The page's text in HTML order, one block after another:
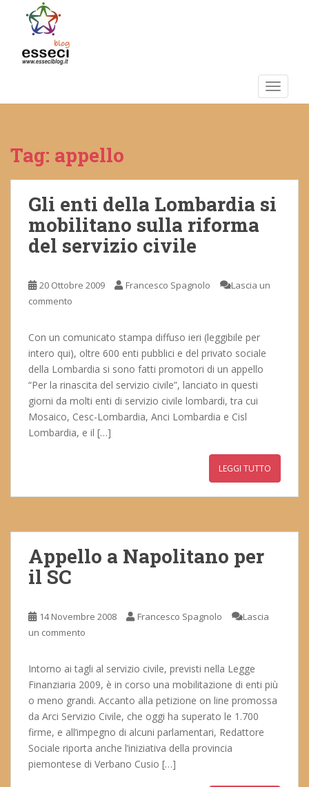
m
Tag: appello
Gli enti della Lombardia si
mobilitano sulla riforma
del servizio civile
20 Ottobre 2009 Francesco Spagnolo
Lascia un
commento
Con un comunicato stampa diffuso ieri (leggibile per
intero qui), oltre 600 enti pubblici e del privato sociale
della Lombardia si sono fatti promotori di un appello
“Per la rinascita del servizio civile”, lanciato in questi
giorni da molti enti di servizio civile lombardi, tra cui
Mosaico, Cesc-Lombardia, Anci Lombardia e Cisl
Lombardia, e il […]
LEGGI TUTTO
Appello a Napolitano per
il SC
14 Novembre 2008 Francesco Spagnolo
Lascia
un commento
Intorno ai tagli al servizio civile, previsti nella Legge
Finanziaria 2009, è in corso una mobilitazione di enti più
o meno grandi. Accanto alla petizione on line promossa
da Arci Servizio Civile, che oggi ha superato le 1.700
firme, e all’impegno di alcuni parlamentari, Redattore
Sociale riporta anche l’iniziativa della provincia
piemontese di Verbano Cusio […]